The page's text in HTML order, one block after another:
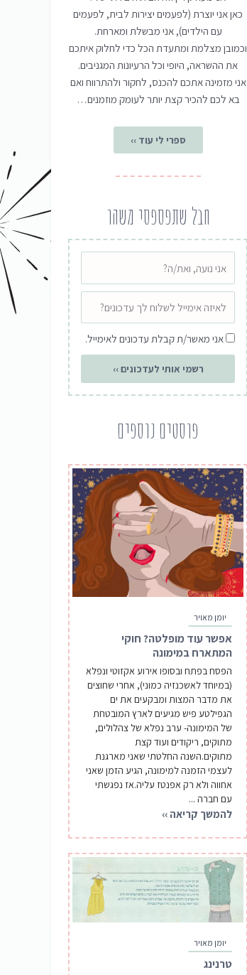
כאן אני יוצרת (לפעמים יצירות לבית, לפעמים
עם הילדים), אני מבשלת ומארחת.
וכמובן מצלמת ומתעדת הכל כדי לחלוק איתכם
את ההשראה, היופי וכל הרעיונות המגניבים.
אני מזמינה אתכם להכנס, לחקור ולהתרווח ואם
בא לכם להכיר קצת יותר לעומק מוזמנים…
ספרי לי עוד ››
חבל שתפספסי משהו
שדה
הסכמה
אני מאשר/ת קבלת עדכונים לאימייל.
רשמי אותי לעדכונים ››
פוסטים נוספים
יומן מאויר
אפשר עוד מופלטה? חוקי
המתארח במימונה
הפסח בפתח ובסופו אירוע אקזוטי ונפלא
(במיוחד לאשכנזיה כמוני), אחרי שחוצים
את מדבר המצות ומבקעים את ים
הגפילטע פיש מגיעים לארץ המובטחת
של המימונה- ערב נפלא של צהלולים,
מתוקים, ריקודים ועוד קצת
מתוקים.השנה החלטתי שאני מארגנת
לעצמי הזמנה למימונה, הגיע הזמן שאני
אחווה ולא רק אפנטז עליה.אז נפגשתי
עם חברה ...
להמשך קריאה ››
יומן מאויר
טרנינג